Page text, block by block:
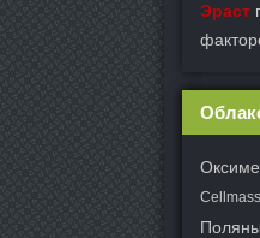
Эраст
Поляны